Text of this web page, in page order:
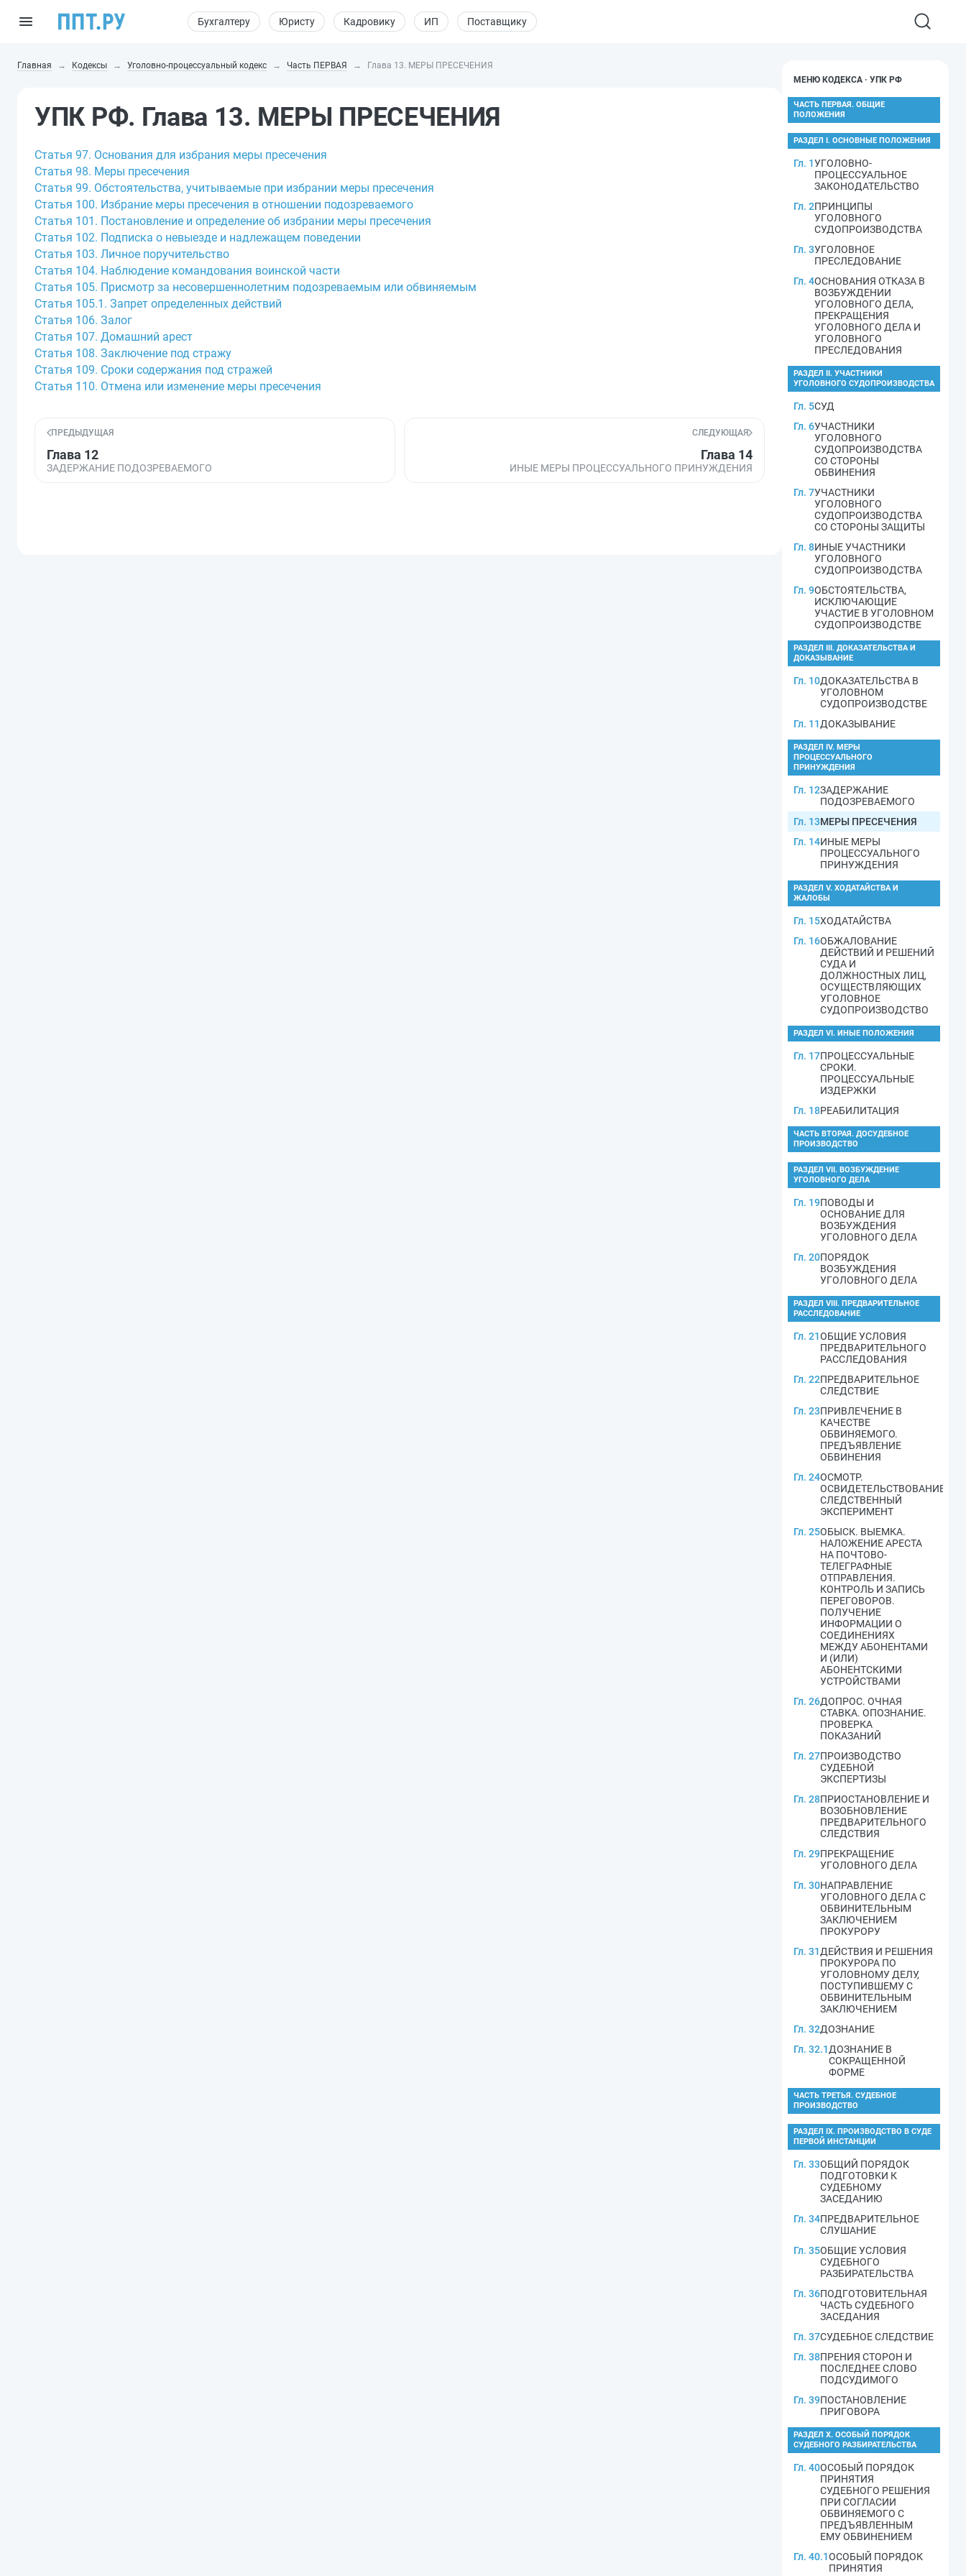
Бухгалтеру Юристу Кадровику ИП Поставщику
Главная Кодексы Уголовно-процессуальный кодекс Часть ПЕРВАЯ Глава 13. МЕРЫ ПРЕСЕЧЕНИЯ
УПК РФ. Глава 13. МЕРЫ ПРЕСЕЧЕНИЯ
Статья 97. Основания для избрания меры пресечения
Статья 98. Меры пресечения
Статья 99. Обстоятельства, учитываемые при избрании меры пресечения
Статья 100. Избрание меры пресечения в отношении подозреваемого
Статья 101. Постановление и определение об избрании меры пресечения
Статья 102. Подписка о невыезде и надлежащем поведении
Статья 103. Личное поручительство
Статья 104. Наблюдение командования воинской части
Статья 105. Присмотр за несовершеннолетним подозреваемым или обвиняемым
Статья 105.1. Запрет определенных действий
Статья 106. Залог
Статья 107. Домашний арест
Статья 108. Заключение под стражу
Статья 109. Сроки содержания под стражей
Статья 110. Отмена или изменение меры пресечения
ПРЕДЫДУЩАЯ
Глава 12
ЗАДЕРЖАНИЕ ПОДОЗРЕВАЕМОГО
СЛЕДУЮЩАЯ
Глава 14
ИНЫЕ МЕРЫ ПРОЦЕССУАЛЬНОГО ПРИНУЖДЕНИЯ
МЕНЮ КОДЕКСА · УПК РФ
ЧАСТЬ ПЕРВАЯ. ОБЩИЕ
ПОЛОЖЕНИЯ
РАЗДЕЛ I. ОСНОВНЫЕ ПОЛОЖЕНИЯ
Гл. 1УГОЛОВНО-
ПРОЦЕССУАЛЬНОЕ
ЗАКОНОДАТЕЛЬСТВО
Гл. 2ПРИНЦИПЫ
УГОЛОВНОГО
СУДОПРОИЗВОДСТВА
Гл. 3УГОЛОВНОЕ
ПРЕСЛЕДОВАНИЕ
Гл. 4ОСНОВАНИЯ ОТКАЗА В
ВОЗБУЖДЕНИИ
УГОЛОВНОГО ДЕЛА,
ПРЕКРАЩЕНИЯ
УГОЛОВНОГО ДЕЛА И
УГОЛОВНОГО
ПРЕСЛЕДОВАНИЯ
РАЗДЕЛ II. УЧАСТНИКИ
УГОЛОВНОГО СУДОПРОИЗВОДСТВА
Гл. 5СУД
Гл. 6УЧАСТНИКИ
УГОЛОВНОГО
СУДОПРОИЗВОДСТВА
СО СТОРОНЫ
ОБВИНЕНИЯ
Гл. 7УЧАСТНИКИ
УГОЛОВНОГО
СУДОПРОИЗВОДСТВА
СО СТОРОНЫ ЗАЩИТЫ
Гл. 8ИНЫЕ УЧАСТНИКИ
УГОЛОВНОГО
СУДОПРОИЗВОДСТВА
Гл. 9ОБСТОЯТЕЛЬСТВА,
ИСКЛЮЧАЮЩИЕ
УЧАСТИЕ В УГОЛОВНОМ
СУДОПРОИЗВОДСТВЕ
РАЗДЕЛ III. ДОКАЗАТЕЛЬСТВА И
ДОКАЗЫВАНИЕ
Гл. 10ДОКАЗАТЕЛЬСТВА В
УГОЛОВНОМ
СУДОПРОИЗВОДСТВЕ
Гл. 11ДОКАЗЫВАНИЕ
РАЗДЕЛ IV. МЕРЫ
ПРОЦЕССУАЛЬНОГО
ПРИНУЖДЕНИЯ
Гл. 12ЗАДЕРЖАНИЕ
ПОДОЗРЕВАЕМОГО
Гл. 13МЕРЫ ПРЕСЕЧЕНИЯ
Гл. 14ИНЫЕ МЕРЫ
ПРОЦЕССУАЛЬНОГО
ПРИНУЖДЕНИЯ
РАЗДЕЛ V. ХОДАТАЙСТВА И
ЖАЛОБЫ
Гл. 15ХОДАТАЙСТВА
Гл. 16ОБЖАЛОВАНИЕ
ДЕЙСТВИЙ И РЕШЕНИЙ
СУДА И
ДОЛЖНОСТНЫХ ЛИЦ,
ОСУЩЕСТВЛЯЮЩИХ
УГОЛОВНОЕ
СУДОПРОИЗВОДСТВО
РАЗДЕЛ VI. ИНЫЕ ПОЛОЖЕНИЯ
Гл. 17ПРОЦЕССУАЛЬНЫЕ
СРОКИ.
ПРОЦЕССУАЛЬНЫЕ
ИЗДЕРЖКИ
Гл. 18РЕАБИЛИТАЦИЯ
ЧАСТЬ ВТОРАЯ. ДОСУДЕБНОЕ
ПРОИЗВОДСТВО
РАЗДЕЛ VII. ВОЗБУЖДЕНИЕ
УГОЛОВНОГО ДЕЛА
Гл. 19ПОВОДЫ И
ОСНОВАНИЕ ДЛЯ
ВОЗБУЖДЕНИЯ
УГОЛОВНОГО ДЕЛА
Гл. 20ПОРЯДОК
ВОЗБУЖДЕНИЯ
УГОЛОВНОГО ДЕЛА
РАЗДЕЛ VIII. ПРЕДВАРИТЕЛЬНОЕ
РАССЛЕДОВАНИЕ
Гл. 21ОБЩИЕ УСЛОВИЯ
ПРЕДВАРИТЕЛЬНОГО
РАССЛЕДОВАНИЯ
Гл. 22ПРЕДВАРИТЕЛЬНОЕ
СЛЕДСТВИЕ
Гл. 23ПРИВЛЕЧЕНИЕ В
КАЧЕСТВЕ
ОБВИНЯЕМОГО.
ПРЕДЪЯВЛЕНИЕ
ОБВИНЕНИЯ
Гл. 24ОСМОТР.
ОСВИДЕТЕЛЬСТВОВАНИЕ.
СЛЕДСТВЕННЫЙ
ЭКСПЕРИМЕНТ
Гл. 25ОБЫСК. ВЫЕМКА.
НАЛОЖЕНИЕ АРЕСТА
НА ПОЧТОВО-
ТЕЛЕГРАФНЫЕ
ОТПРАВЛЕНИЯ.
КОНТРОЛЬ И ЗАПИСЬ
ПЕРЕГОВОРОВ.
ПОЛУЧЕНИЕ
ИНФОРМАЦИИ О
СОЕДИНЕНИЯХ
МЕЖДУ АБОНЕНТАМИ
И (ИЛИ)
АБОНЕНТСКИМИ
УСТРОЙСТВАМИ
Гл. 26ДОПРОС. ОЧНАЯ
СТАВКА. ОПОЗНАНИЕ.
ПРОВЕРКА
ПОКАЗАНИЙ
Гл. 27ПРОИЗВОДСТВО
СУДЕБНОЙ
ЭКСПЕРТИЗЫ
Гл. 28ПРИОСТАНОВЛЕНИЕ И
ВОЗОБНОВЛЕНИЕ
ПРЕДВАРИТЕЛЬНОГО
СЛЕДСТВИЯ
Гл. 29ПРЕКРАЩЕНИЕ
УГОЛОВНОГО ДЕЛА
Гл. 30НАПРАВЛЕНИЕ
УГОЛОВНОГО ДЕЛА С
ОБВИНИТЕЛЬНЫМ
ЗАКЛЮЧЕНИЕМ
ПРОКУРОРУ
Гл. 31ДЕЙСТВИЯ И РЕШЕНИЯ
ПРОКУРОРА ПО
УГОЛОВНОМУ ДЕЛУ,
ПОСТУПИВШЕМУ С
ОБВИНИТЕЛЬНЫМ
ЗАКЛЮЧЕНИЕМ
Гл. 32ДОЗНАНИЕ
Гл. 32.1ДОЗНАНИЕ В
СОКРАЩЕННОЙ
ФОРМЕ
ЧАСТЬ ТРЕТЬЯ. СУДЕБНОЕ
ПРОИЗВОДСТВО
РАЗДЕЛ IX. ПРОИЗВОДСТВО В СУДЕ
ПЕРВОЙ ИНСТАНЦИИ
Гл. 33ОБЩИЙ ПОРЯДОК
ПОДГОТОВКИ К
СУДЕБНОМУ
ЗАСЕДАНИЮ
Гл. 34ПРЕДВАРИТЕЛЬНОЕ
СЛУШАНИЕ
Гл. 35ОБЩИЕ УСЛОВИЯ
СУДЕБНОГО
РАЗБИРАТЕЛЬСТВА
Гл. 36ПОДГОТОВИТЕЛЬНАЯ
ЧАСТЬ СУДЕБНОГО
ЗАСЕДАНИЯ
Гл. 37СУДЕБНОЕ СЛЕДСТВИЕ
Гл. 38ПРЕНИЯ СТОРОН И
ПОСЛЕДНЕЕ СЛОВО
ПОДСУДИМОГО
Гл. 39ПОСТАНОВЛЕНИЕ
ПРИГОВОРА
РАЗДЕЛ X. ОСОБЫЙ ПОРЯДОК
СУДЕБНОГО РАЗБИРАТЕЛЬСТВА
Гл. 40ОСОБЫЙ ПОРЯДОК
ПРИНЯТИЯ
СУДЕБНОГО РЕШЕНИЯ
ПРИ СОГЛАСИИ
ОБВИНЯЕМОГО С
ПРЕДЪЯВЛЕННЫМ
ЕМУ ОБВИНЕНИЕМ
Гл. 40.1ОСОБЫЙ ПОРЯДОК
ПРИНЯТИЯ